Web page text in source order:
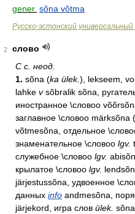
gener. sõna võtma
Русско-эстонский универсальный
2
слово
С с. неод.
1. sõna (ka ülek.), lekseem,
lahke vsõbralik sõna,
иностранное \словоо
заглавное \словоо
võtmesõna, отдельное
знаменательное \словоо lgv.
служебное \словоо lgv.
крылатое \словоо lgv.
järjestussõna, удвоенное
данных info andmesõna,
järjekord, игра слов ülek.